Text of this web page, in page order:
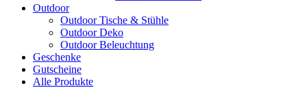
Outdoor
Outdoor Tische & Stühle
Outdoor Deko
Outdoor Beleuchtung
Geschenke
Gutscheine
Alle Produkte